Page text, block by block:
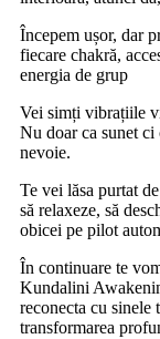
Începem ușor, dar
fiecare chakră,
energia de grup
Vei simți vibrațiile
Nu doar ca sunet ci
nevoie.
Te vei lăsa purtat
să relaxeze, să
obicei pe pilot
În continuare te
Kundalini
reconecta cu sinele
transformarea